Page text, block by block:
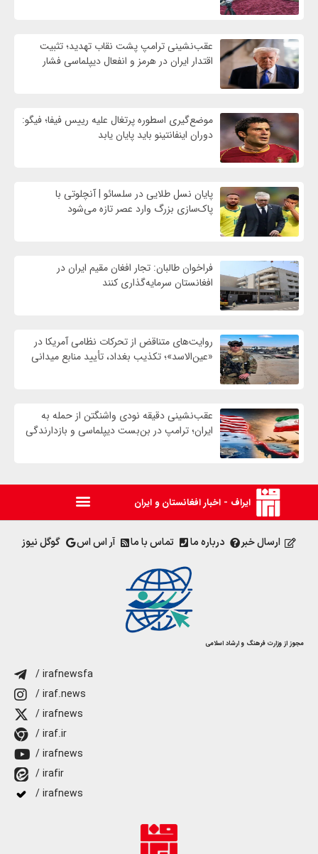
عقب‌نشینی ترامپ پشت نقاب تهدید؛ تثبیت
اقتدار ایران در هرمز و انفعال دیپلماسی فشار
موضع‌گیری اسطوره پرتغال علیه رییس فیفا؛ فیگو:
دوران اینفانتینو باید پایان یابد
پایان نسل طلایی در سلسائو | آنچلوتی با
پاک‌سازی بزرگ وارد عصر تازه می‌شود
فراخوان طالبان: تجار افغان مقیم ایران در
افغانستان سرمایه‌گذاری کنند
روایت‌های متناقض از تحرکات نظامی آمریکا در
«عین‌الاسد»؛ تکذیب بغداد، تأیید منابع میدانی
عقب‌نشینی دقیقه نودی واشنگتن از حمله به
ایران؛ ترامپ در بن‌بست دیپلماسی و بازدارندگی
ایراف - اخبار افغانستان و ایران
ارسال خبر درباره ما تماس با ما آر اس اس گوگل نیوز
مجوز از وزارت فرهنگ و ارشاد اسلامی
/ irafnewsfa
/ iraf.news
/ irafnews
/ iraf.ir
/ irafnews
/ irafir
/ irafnews